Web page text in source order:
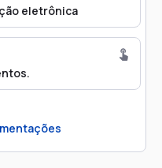
eletrônica